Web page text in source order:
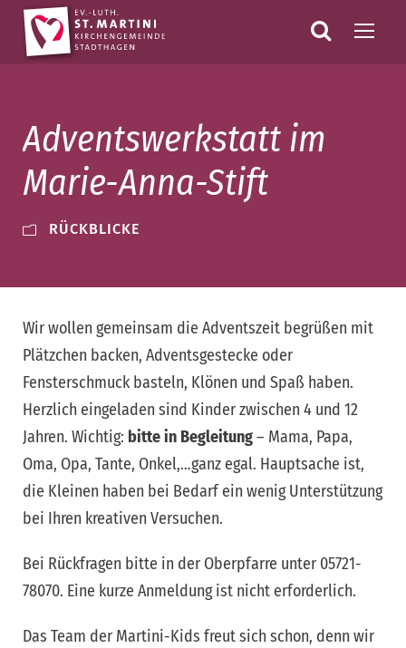
Adventswerkstatt im
Marie-Anna-Stift
RÜCKBLICKE
Wir wollen gemeinsam die Adventszeit begrüßen mit
Plätzchen backen, Adventsgestecke oder
Fensterschmuck basteln, Klönen und Spaß haben.
Herzlich eingeladen sind Kinder zwischen 4 und 12
Jahren. Wichtig: bitte in Begleitung– Mama, Papa,
Oma, Opa, Tante, Onkel,…ganz egal. Hauptsache ist,
die Kleinen haben bei Bedarf ein wenig Unterstützung
bei Ihren kreativen Versuchen.
Bei Rückfragen bitte in der Oberpfarre unter 05721-
78070. Eine kurze Anmeldung ist nicht erforderlich.
Das Team der Martini-Kids freut sich schon, denn wir